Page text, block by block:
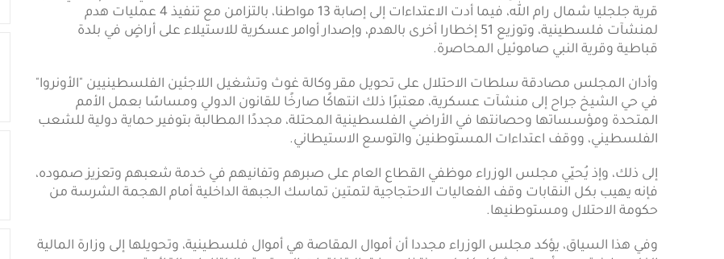
قرية جلجليا شمال رام الله، فيما أدت الاعتداءات إلى إصابة 13 مواطنا، بالتزامن مع تنفيذ 4 عمليات هدم
لمنشآت فلسطينية، وتوزيع 51 إخطارا أخرى بالهدم، وإصدار أوامر عسكرية للاستيلاء على أراضٍ في بلدة
قباطية وقرية النبي صاموئيل المحاصرة.
وأدان المجلس مصادقة سلطات الاحتلال على تحويل مقر وكالة غوث وتشغيل اللاجئين الفلسطينيين "الأونروا"
في حي الشيخ جراح إلى منشآت عسكرية، معتبرًا ذلك انتهاكًا صارخًا للقانون الدولي ومساسًا بعمل الأمم
المتحدة ومؤسساتها وحصانتها في الأراضي الفلسطينية المحتلة، مجددًا المطالبة بتوفير حماية دولية للشعب
الفلسطيني، ووقف اعتداءات المستوطنين والتوسع الاستيطاني.
إلى ذلك، وإذ يُحيّي مجلس الوزراء موظفي القطاع العام على صبرهم وتفانيهم في خدمة شعبهم وتعزيز صموده،
فإنه يهيب بكل النقابات وقف الفعاليات الاحتجاجية لتمتين تماسك الجبهة الداخلية أمام الهجمة الشرسة من
حكومة الاحتلال ومستوطنيها.
وفي هذا السياق، يؤكد مجلس الوزراء مجددا أن أموال المقاصة هي أموال فلسطينية، وتحويلها إلى وزارة المالية